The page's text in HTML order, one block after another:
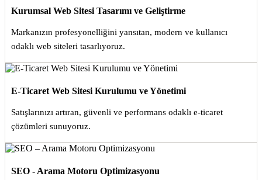
Kurumsal Web Sitesi Tasarımı ve Geliştirme
Markanızın profesyonelliğini yansıtan, modern ve kullanıcı
odaklı web siteleri tasarlıyoruz.
E-Ticaret Web Sitesi Kurulumu ve Yönetimi
Satışlarınızı artıran, güvenli ve performans odaklı e-ticaret
çözümleri sunuyoruz.
SEO - Arama Motoru Optimizasyonu